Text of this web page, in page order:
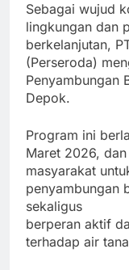
Sebagai wujud
lingkungan dan
berkelanjutan,
(Perseroda)
Penyambungan
Depok.
Program ini
Maret 2026,
masyarakat
penyambungan
sekaligus
berperan aktif
terhadap air